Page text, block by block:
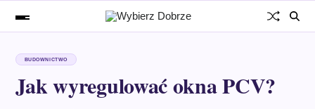
BUDOWNICTWO
Jak wyregulować okna PCV?